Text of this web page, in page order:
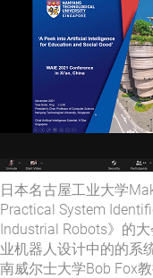
日本名古屋工业大学
Practical System
Industrial Robots》的
业机器人设计中的的系
南威尔士大学Bob Fox